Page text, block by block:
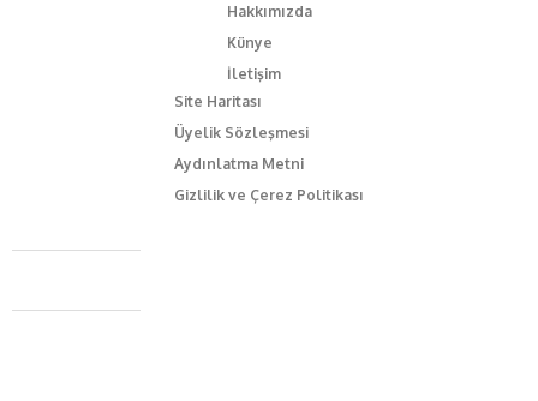
Hakkımızda
Künye
İletişim
Site Haritası
Üyelik Sözleşmesi
Aydınlatma Metni
Gizlilik ve Çerez Politikası
Caferağa Mah. Dr. Şakir Paşa Sok. No3/A Kadıköy İstanbul
+90 543 345 46 00